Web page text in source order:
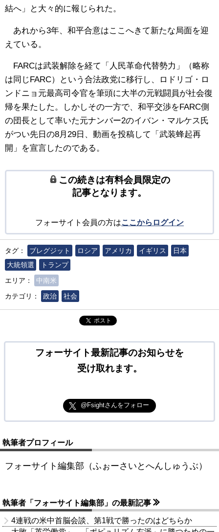
結へ」と大々的に報じられた。
あれから3年、和平合意はここへきて新たな局面を迎
えている。
FARCは武装解除を経て「人民革命代替勢力」（略称
は同じFARC）という合法政党に移行し、ロドリゴ・ロ
ンドニョ元最高司令官を筆頭に大半の元戦闘員が社会復
帰を果たした。しかしその一方で、和平交渉をFARC側
の団長として率いた元ナンバー2のイバン・マルケス氏
がつい先日の8月29日、動画を投稿して「武装蜂起再
開」を宣言したのである。
この続きは有料会員限定の
記事となります。
フォーサイト会員の方はここからログイン
タグ： ブレグジット ロシア アメリカ イギリス
日本
大統領選
トランプ
エリア：
中南米
カテゴリ：
政治 社会
ポスト
フォーサイト最新記事のお知らせを
受け取れます。
@Fsightさんをフォロー
執筆者プロフィール
フォーサイト編集部（ふぉーさいとへんしゅうぶ）
執筆者「フォーサイト編集部」の最新記事
4連戦の米中首脳会談、第1戦で勝ったのはどちらか